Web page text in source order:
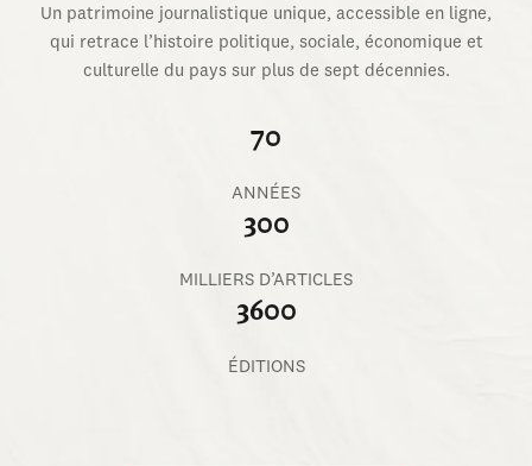
Un patrimoine journalistique unique, accessible en ligne,
qui retrace l’histoire politique, sociale, économique et
culturelle du pays sur plus de sept décennies.
70
ANNÉES
300
MILLIERS D’ARTICLES
3600
ÉDITIONS